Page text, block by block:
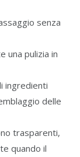
senza
una pulizia in
ingredienti
delle
trasparenti,
quando il